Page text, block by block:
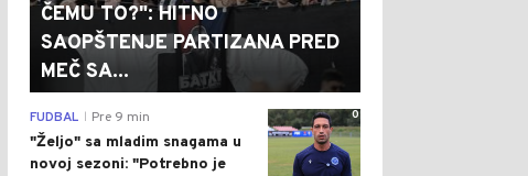
ČEMU TO?": HITNO
SAOPŠTENJE PARTIZANA PRED
MEČ SA...
0
FUDBAL Pre 9 min
"Željo" sa mladim snagama u
novoj sezoni: "Potrebno je